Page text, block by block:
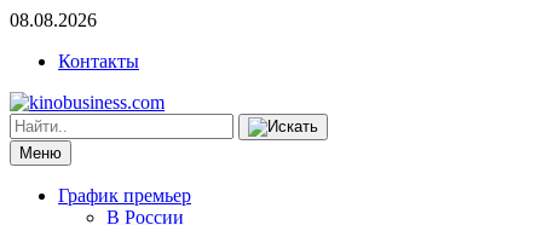
08.08.2026
Контакты
Меню
График премьер
В России